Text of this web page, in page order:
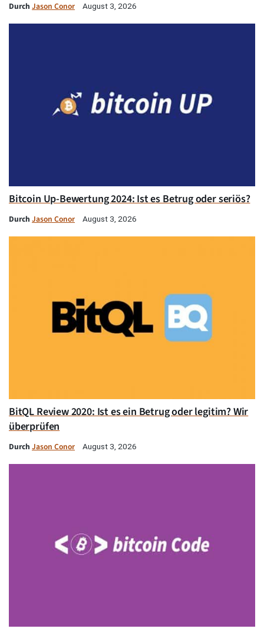
Durch Jason Conor August 3, 2026
Bitcoin Up-Bewertung 2024: Ist es Betrug oder seriös?
Durch Jason Conor August 3, 2026
BitQL Review 2020: Ist es ein Betrug oder legitim? Wir
überprüfen
Durch Jason Conor August 3, 2026